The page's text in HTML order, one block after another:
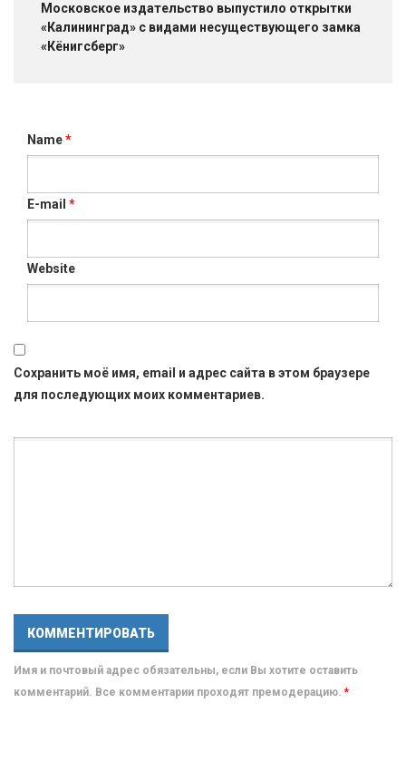
Московское издательство выпустило открытки
«Калининград» с видами несуществующего замка
«Кёнигсберг»
Name*
E-mail *
Website
Сохранить моё имя, email и адрес сайта в этом браузере
для последующих моих комментариев.
Имя и почтовый адрес обязательны, если Вы хотите оставить
комментарий. Все комментарии проходят премодерацию. *